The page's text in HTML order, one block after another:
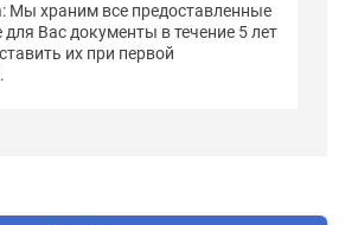
Мы храним все предоставленные
Вас документы в течение 5 лет
их при первой